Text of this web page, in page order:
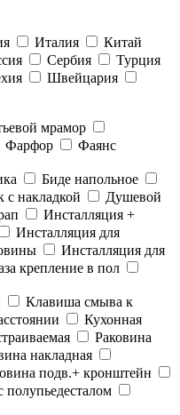
Италия
Китай
Сербия
Турция
Швейцария
мрамор
Фарфор
Фаянс
Биде напольное
с накладкой
Душевой
Инсталляция +
Инсталляция для
Инсталляция для
крепление в пол
Клавиша смыва к
Кухонная
Раковина
накладная
подв.+ кронштейн
полупьедесталом